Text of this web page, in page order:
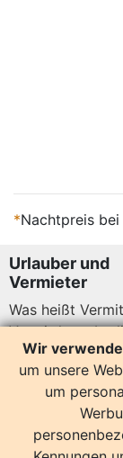
*Nachtpreis
Urlauber und
Vermieter
Was heißt
Datenschutz
Wir
um unsere
um